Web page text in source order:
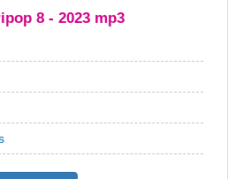
8 - 2023 mp3